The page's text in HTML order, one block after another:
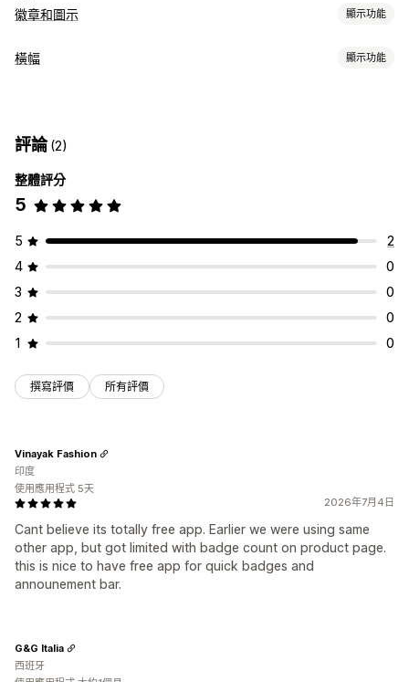
徽章和圖示 顯示功能
圖示類型
背景
邊界
圖示位置
手動排列
自動排列
橫幅 顯示功能
橫幅位置
評論(2)
整體評分
5
5
2
4
0
3
0
2
0
1
0
撰寫評價 所有評價
2026年7月4日
Cant believe its totally free app. Earlier we were using same
other app, but got limited with badge count on product page.
this is nice to have free app for quick badges and
announement bar.
Vinayak Fashion
印度
使用應用程式 5天
G&G Italia
西班牙